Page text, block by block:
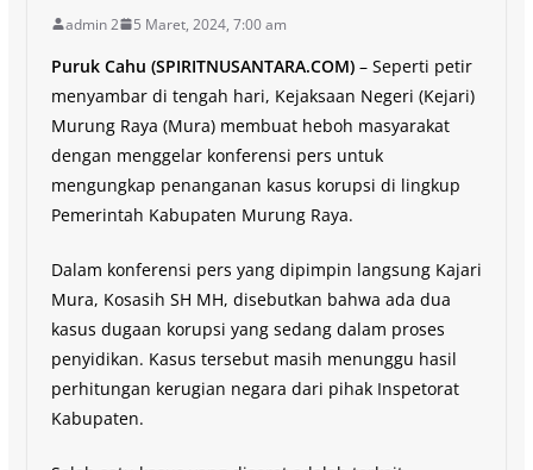
admin 2 5 Maret, 2024, 7:00 am
Puruk Cahu (SPIRITNUSANTARA.COM)– Seperti petir
menyambar di tengah hari, Kejaksaan Negeri (Kejari)
Murung Raya (Mura) membuat heboh masyarakat
dengan menggelar konferensi pers untuk
mengungkap penanganan kasus korupsi di lingkup
Pemerintah Kabupaten Murung Raya.
Dalam konferensi pers yang dipimpin langsung Kajari
Mura, Kosasih SH MH, disebutkan bahwa ada dua
kasus dugaan korupsi yang sedang dalam proses
penyidikan. Kasus tersebut masih menunggu hasil
perhitungan kerugian negara dari pihak Inspetorat
Kabupaten.